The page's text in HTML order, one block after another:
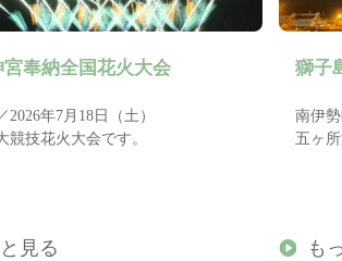
奉納全国花火大会
2026年7月18日（土）
競技花火大会です。
見る
獅子
南伊勢
五ヶ
も